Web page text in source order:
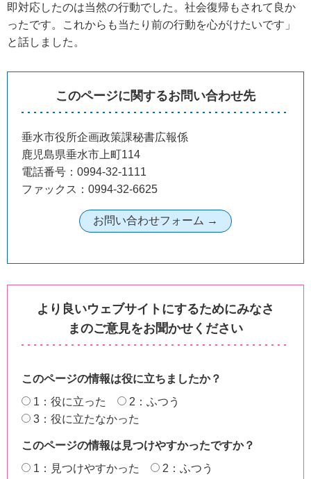
即対応したのは当然の行動でした。社会復帰もされて良か
ったです。これからも当たり前の行動を心がけたいです」
と話しました。
このページに関するお問い合わせ先
垂水市役所企画政策課秘書広報係
鹿児島県垂水市上町114
電話番号：0994-32-1111
ファックス：0994-32-6625
より良いウェブサイトにするためにみなさ
まのご意見をお聞かせください
このページの情報は役に立ちましたか？
1：役に立った
2：ふつう
3：役に立たなかった
このページの情報は見つけやすかったですか？
1：見つけやすかった
2：ふつう